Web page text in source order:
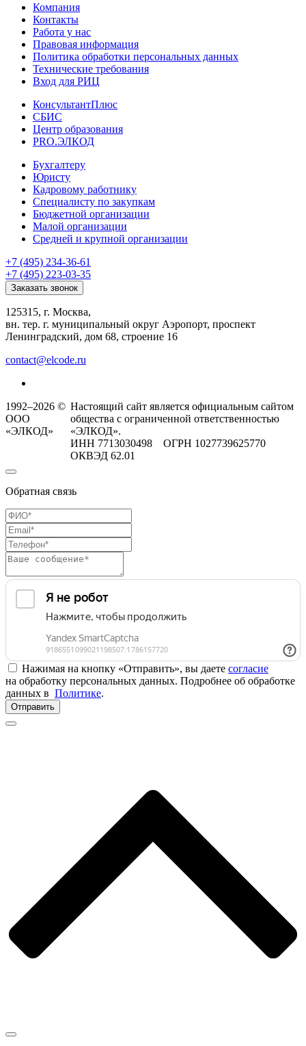
Компания
Контакты
Работа у нас
Правовая информация
Политика обработки персональных данных
Технические требования
Вход для РИЦ
КонсультантПлюс
СБИС
Центр образования
PRO.ЭЛКОД
Бухгалтеру
Юристу
Кадровому работнику
Специалисту по закупкам
Бюджетной организации
Малой организации
Средней и крупной организации
+7 (495) 234-36-61
+7 (495) 223-03-35
Заказать звонок
125315, г. Москва,
вн. тер. г. муниципальный округ Аэропорт, проспект
Ленинградский, дом 68, строение 16
contact@elcode.ru
1992–2026 ©
ООО
«ЭЛКОД»
Настоящий сайт является официальным сайтом
общества с ограниченной ответственностью
«ЭЛКОД».
ИНН 7713030498 ОГРН 1027739625770
ОКВЭД 62.01
Обратная связь
Нажимая на кнопку «Отправить», вы даете согласие
на обработку персональных данных. Подробнее об обработке
данных в Политике.
Отправить